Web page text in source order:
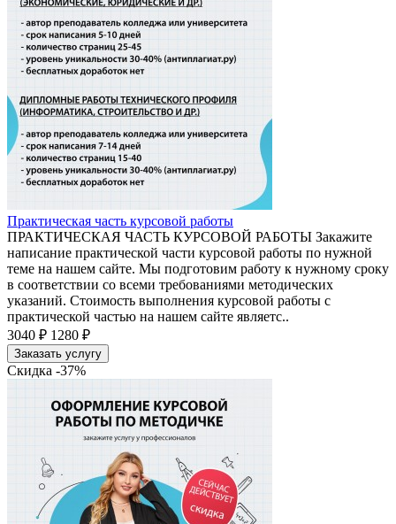
Практическая часть курсовой работы
ПРАКТИЧЕСКАЯ ЧАСТЬ КУРСОВОЙ РАБОТЫ Закажите
написание практической части курсовой работы по нужной
теме на нашем сайте. Мы подготовим работу к нужному сроку
в соответствии со всеми требованиями методических
указаний. Стоимость выполнения курсовой работы с
практической частью на нашем сайте являетс..
3040 ₽ 1280 ₽
Заказать услугу
Скидка -37%